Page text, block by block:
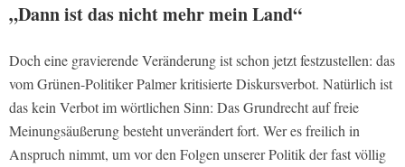
„Dann ist das nicht mehr mein Land“
Doch eine gravierende Veränderung ist schon jetzt festzustellen: das
vom Grünen-Politiker Palmer kritisierte Diskursverbot. Natürlich ist
das kein Verbot im wörtlichen Sinn: Das Grundrecht auf freie
Meinungsäußerung besteht unverändert fort. Wer es freilich in
Anspruch nimmt, um vor den Folgen unserer Politik der fast völlig